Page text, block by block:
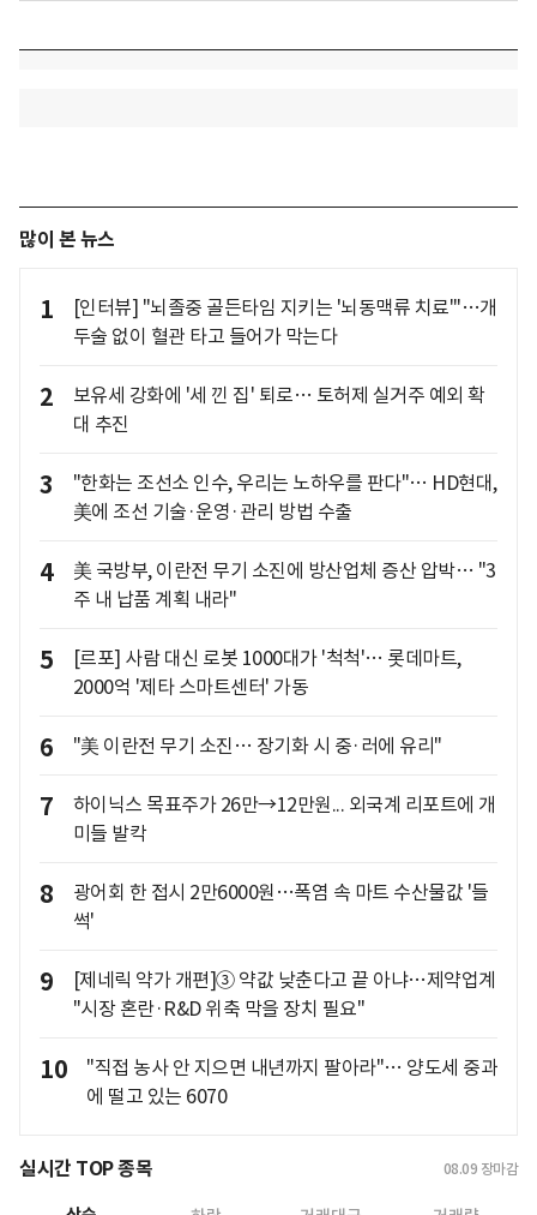
많이 본 뉴스
1
[인터뷰] "뇌졸중 골든타임 지키는 '뇌동맥류 치료'"…개
두술 없이 혈관 타고 들어가 막는다
2
보유세 강화에 '세 낀 집' 퇴로… 토허제 실거주 예외 확
대 추진
3
"한화는 조선소 인수, 우리는 노하우를 판다"… HD현대,
美에 조선 기술·운영·관리 방법 수출
4
美 국방부, 이란전 무기 소진에 방산업체 증산 압박… "3
주 내 납품 계획 내라"
5
[르포] 사람 대신 로봇 1000대가 '척척'… 롯데마트,
2000억 '제타 스마트센터' 가동
6 "美 이란전 무기 소진… 장기화 시 중·러에 유리"
7
하이닉스 목표주가 26만→12만원... 외국계 리포트에 개
미들 발칵
8
광어회 한 접시 2만6000원…폭염 속 마트 수산물값 '들
썩'
9
[제네릭 약가 개편]③ 약값 낮춘다고 끝 아냐…제약업계
"시장 혼란·R&D 위축 막을 장치 필요"
10
"직접 농사 안 지으면 내년까지 팔아라"… 양도세 중과
에 떨고 있는 6070
실시간 TOP 종목 08.09 장마감